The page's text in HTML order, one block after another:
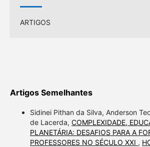
ARTIGOS
Artigos Semelhantes
Sidinei Pithan da Silva, Anderson
de Lacerda, COMPLEXIDADE,
PLANETÁRIA: DESAFIOS PARA A
PROFESSORES NO SÉCULO XXI ,